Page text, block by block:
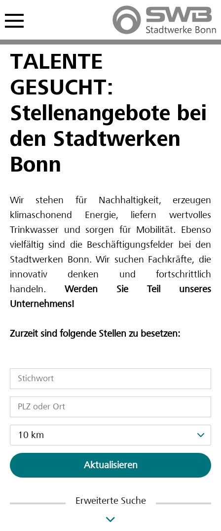
öffnen
Freie Ausbildungsplätze
Kaufmännische Ausbildung
Gewerblich-technische Ausbildung
Deine Zukunft im Video
Interviews Auszubildende
Deine Ausbilderinnen und Ausbilder
Freie Stellen
Interviews Fachkräfte
Spannende Berufe im Video
Studentisches Praktikum
Werkstudium
Hauptmenü öffnen
TALENTE
GESUCHT:
Stellenangebote bei
den Stadtwerken
Bonn
Wir stehen für Nachhaltigkeit, erzeugen
klimaschonend Energie, liefern wertvolles
Trinkwasser und sorgen für Mobilität. Ebenso
vielfältig sind die Beschäftigungsfelder bei den
Stadtwerken Bonn. Wir suchen Fachkräfte, die
innovativ denken und fortschrittlich
handeln. Werden Sie Teil unseres
Unternehmens!
Zurzeit sind folgende Stellen zu besetzen:
10 km
Aktualisieren
Erweiterte Suche